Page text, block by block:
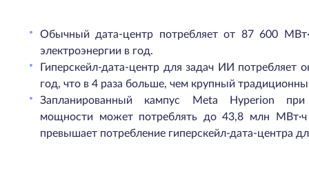
Обычный дата-центр потребляет от 87 600
электроэнергии в год.
Гиперскейл-дата-центр для задач ИИ потребляет
год, что в 4 раза больше, чем крупный
Запланированный кампус Meta Hyperion
мощности может потреблять до 43,8 млн
превышает потребление гиперскейл-дата-центра